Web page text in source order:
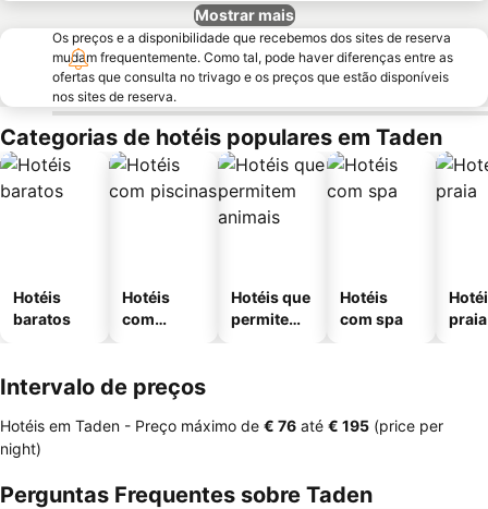
Mostrar mais
Os preços e a disponibilidade que recebemos dos sites de reserva
mudam frequentemente. Como tal, pode haver diferenças entre as
ofertas que consulta no trivago e os preços que estão disponíveis
nos sites de reserva.
Categorias de hotéis populares em Taden
Hotéis
baratos
Hotéis
com
Hotéis que
permitem
Hotéis
com spa
praia
Intervalo de preços
Hotéis em Taden - Preço máximo de ‎€ 76 até ‎€ 195 (price per
night)
Perguntas Frequentes sobre Taden